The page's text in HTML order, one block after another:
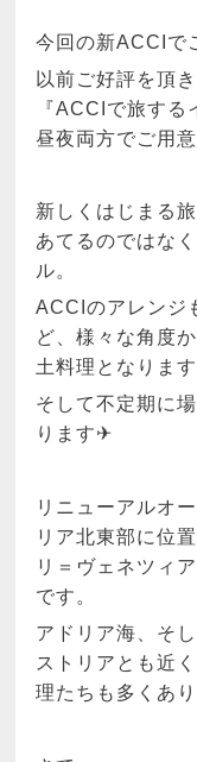
今回の新ACCIで
以前ご好評を頂
『ACCIで旅す
昼夜両方でご用
新しくはじまる
あてるのではな
ル。
ACCIのアレンジ
ど、様々な角度
土料理となります
そして不定期に
ります✈︎
リニューアルオ
リア北東部に位
リ＝ヴェネツィ
です。
アドリア海、そ
ストリアとも近
理たちも多くあり